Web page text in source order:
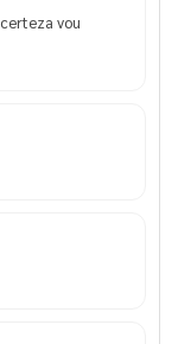
vou